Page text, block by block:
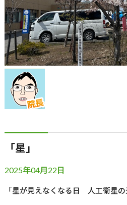
「星」
2025年04月22日
「星が見えなくなる日 人工衛星の